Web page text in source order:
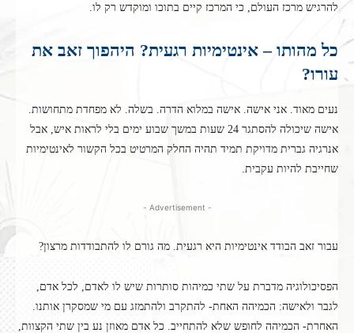
להרגיש מרכז העולם, כי המרכז קיים בתוכו ומוקדש רק לו.
כל מהותו – אינטימיות רגעית? היהפוך זאב את
עורו?
נעים מאוד. אני אישה. אישה במלוא הדרה. בשלה. לא מפחדת מתחושות.
אישה שיכולה להסתגר 24 שעות במשך שבוע ימים בלי לראות איש, אבל
אנרגיה גברית מדויקת תמיד תהיה החלק המרטיט בכל הקשור לאינטימיות
שחייבת להיות עקבית.
- Advertisement -
עבור זאב הבודד אינטימיות היא רגעית. מה גורם לו להתבודדות מרצון?
הפסיכולוגיה מדברת על שתי כמיהות סותרות שיש לו לאדם, לכל אדם,
לגבר ולאישה: הכמיהה האחת- להתקרב ולהתמזג עם מי שמסקרן אותנו.
האחרת- הכמיהה לחופש שלא להתחייב. כל אדם מאוזן נע בין שתי הקצוות,